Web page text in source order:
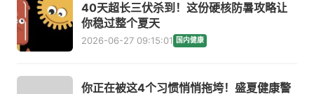
40天超长三伏杀到！这份硬核防暑攻略让
你稳过整个夏天
2026-06-27 09:15:01 国内健康
你正在被这4个习惯悄悄拖垮！盛夏健康警